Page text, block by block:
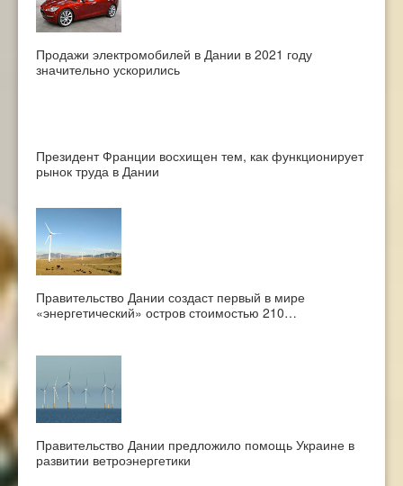
Продажи электромобилей в Дании в 2021 году
значительно ускорились
Президент Франции восхищен тем, как функционирует
рынок труда в Дании
Правительство Дании создаст первый в мире
«энергетический» остров стоимостью 210…
Правительство Дании предложило помощь Украине в
развитии ветроэнергетики